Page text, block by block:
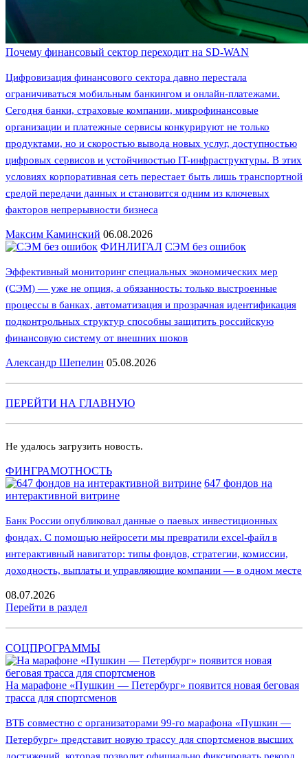
Почему финансовый сектор переходит на SD-WAN
Цифровизация финансового сектора давно перестала
ограничиваться мобильным банкингом и онлайн-платежами.
Сегодня банки, страховые компании, микрофинансовые
организации и платежные сервисы конкурируют не только
продуктами, но и скоростью вывода новых услуг, доступностью
цифровых сервисов и устойчивостью IT-инфраструктуры. В этих
условиях корпоративная сеть перестает быть лишь транспортной
средой передачи данных и становится одним из ключевых
факторов непрерывности бизнеса
Максим Каминский 06.08.2026
ФИНЛИГАЛ СЭМ без ошибок
Эффективный мониторинг специальных экономических мер
(СЭМ) — уже не опция, а обязанность: только выстроенные
процессы в банках, автоматизация и прозрачная идентификация
подконтрольных структур способны защитить российскую
финансовую систему от внешних шоков
Александр Шепелин 05.08.2026
ПЕРЕЙТИ НА ГЛАВНУЮ
Не удалось загрузить новость.
ФИНГРАМОТНОСТЬ
647 фондов на
интерактивной витрине
Банк России опубликовал данные о паевых инвестиционных
фондах. С помощью нейросети мы превратили excel-файл в
интерактивный навигатор: типы фондов, стратегии, комиссии,
доходность, выплаты и управляющие компании — в одном месте
08.07.2026
Перейти в раздел
СОЦПРОГРАММЫ
На марафоне «Пушкин — Петербург» появится новая беговая
трасса для спортсменов
ВТБ совместно с организаторами 99-го марафона «Пушкин —
Петербург» представит новую трассу для спортсменов высших